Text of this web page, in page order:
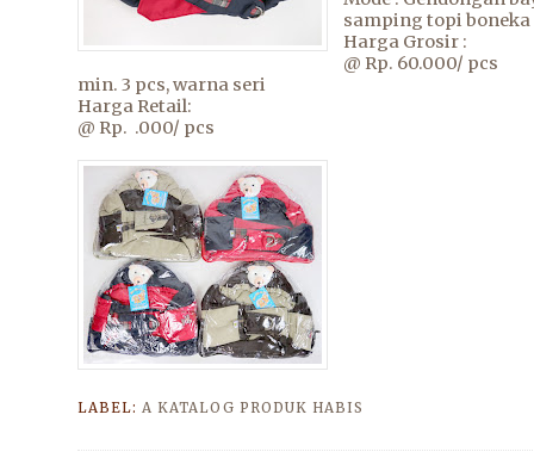
samping topi boneka
Harga Grosir :
@ Rp. 60.000/ pcs
min. 3 pcs, warna seri
Harga Retail:
@ Rp. .000/ pcs
LABEL:A KATALOG PRODUK HABIS